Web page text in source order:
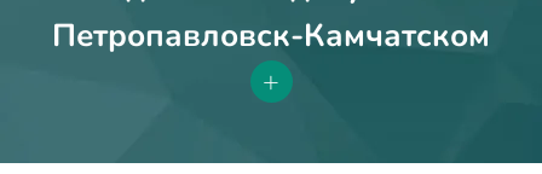
Петропавловск-Камчатском
+